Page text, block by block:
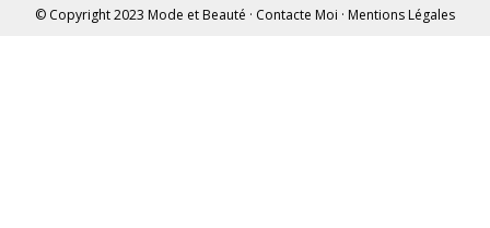
© Copyright 2023 Mode et Beauté · Contacte Moi · Mentions Légales